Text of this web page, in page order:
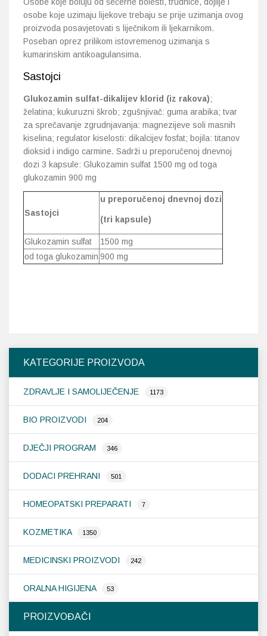
KATEGORIJE PROIZVODA
ZDRAVLJE I SAMOLIJEČENJE 1173
BIO PROIZVODI 204
DJEČJI PROGRAM 346
DODACI PREHRANI 501
HOMEOPATSKI PREPARATI 7
KOZMETIKA 1350
MEDICINSKI PROIZVODI 242
ORALNA HIGIJENA 53
PROIZVOĐAČI
osobe koje uzimaju lijekove trebaju se prije uzimanja ovog
proizvoda posavjetovati s liječnikom ili ljekarnikom.
Poseban oprez prilikom istovremenog uzimanja s
kumarinskim antikoagulansima.
Sastojci
Glukozamin sulfat-dikalijev klorid (iz rakova);
želatina; kukuruzni škrob; zgušnjivač: guma arabika; tvar
za sprečavanje zgrudnjavanja: magnezijeve soli masnih
kiselina; regulator kiselosti: dikalcijev fosfat; bojila: titanov
dioksid i indigo carmine. Sadrži u preporučenoj dnevnoj
dozi 3 kapsule: Glukozamin sulfat 1500 mg od toga
glukozamin 900 mg
Sastojci
u preporučenoj dnevnoj dozi
(tri kapsule)
Glukozamin sulfat
1500 mg
od toga glukozamin 900 mg